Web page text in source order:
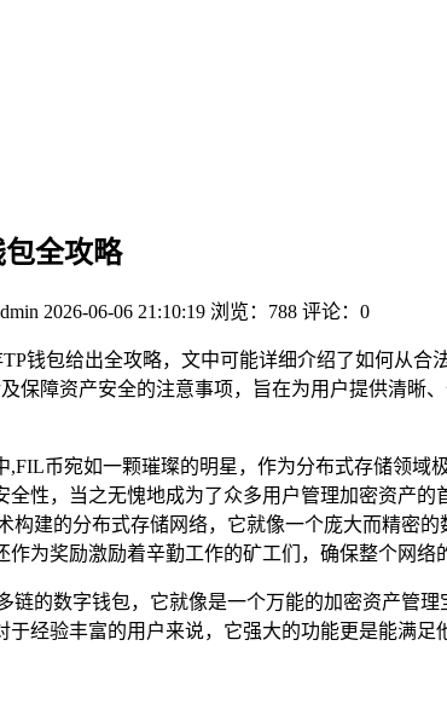
全攻略
2026-06-06 21:10:19 浏览：788 评论：0
钱包给出全攻略，文中可能详细介绍了如何从
保障资产安全的注意事项，旨在为用户提供清晰
币宛如一颗璀璨的明星，作为分布式存储领域
全性，当之无愧地成为了众多用户管理加密资产
构建的分布式存储网络，它就像一个庞大而精密
为奖励激励着辛勤工作的矿工们，确保整个网络
链的数字钱包，它就像是一个万能的加密资产管
经验丰富的用户来说，它强大的功能更是能满足